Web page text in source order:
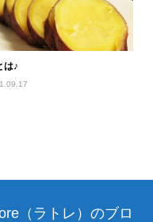
は♪
（ラトレ）のブロ